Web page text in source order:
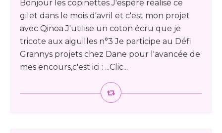
Bonjour les copinettes J'espère réalisé ce
gilet dans le mois d'avril et c'est mon projet
avec Qinoa J'utilise un coton écru que je
tricote aux aiguilles n°3 Je participe au Défi
Grannys projets chez Dane pour l'avancée de
mes encours,c'est ici : ...Clic...